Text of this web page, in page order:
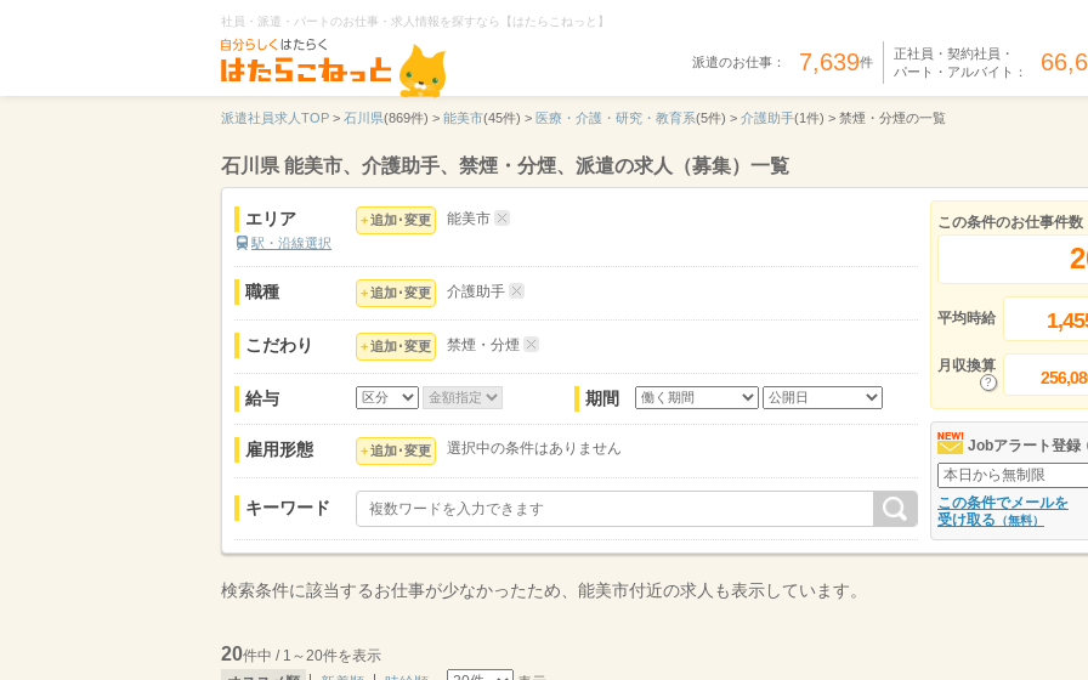
社員・派遣・パートのお仕事・求人情報を探すなら【はたらこねっと】
派遣のお仕事： 7,639件
正社員・契約社員・
パート・アルバイト：
派遣社員求人TOP > 石川県(869件) > 能美市(45件) > 医療・介護・研究・教育系(5件) > 介護助手(1件) > 禁煙・分煙の一覧
石川県 能美市、介護助手、禁煙・分煙、派遣の求人（募集）一覧
エリア
駅・沿線選択
追加･変更 能美市
職種 追加･変更 介護助手
こだわり 追加･変更 禁煙・分煙
給与 期間
雇用形態 追加･変更 選択中の条件はありません
キーワード
この条件のお仕事件数
平均時給
月収換算
Jobアラート登録
この条件でメールを
受け取る （無料）
検索条件に該当するお仕事が少なかったため、能美市付近の求人も表示しています。
20件中 / 1～20件を表示